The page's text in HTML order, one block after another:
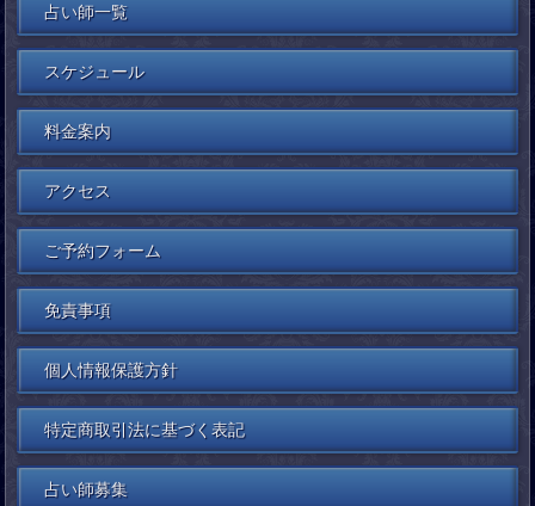
占い師一覧
スケジュール
料金案内
アクセス
ご予約フォーム
免責事項
個人情報保護方針
特定商取引法に基づく表記
占い師募集